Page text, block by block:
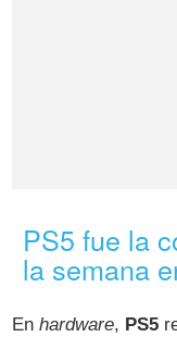
PS5 fue la
la semana
Enhardware, PS5